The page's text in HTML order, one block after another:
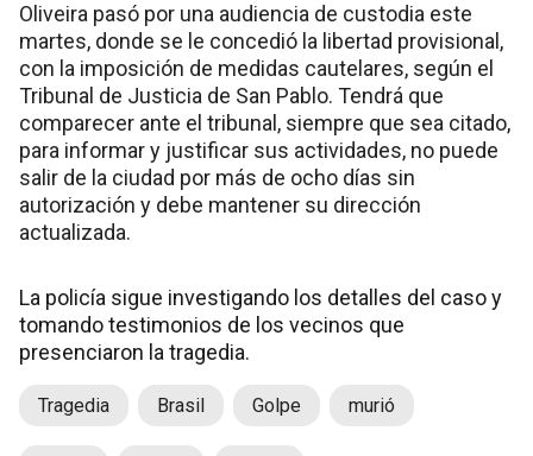
Oliveira pasó por una audiencia de custodia este
martes, donde se le concedió la libertad provisional,
con la imposición de medidas cautelares, según el
Tribunal de Justicia de San Pablo. Tendrá que
comparecer ante el tribunal, siempre que sea citado,
para informar y justificar sus actividades, no puede
salir de la ciudad por más de ocho días sin
autorización y debe mantener su dirección
actualizada.
La policía sigue investigando los detalles del caso y
tomando testimonios de los vecinos que
presenciaron la tragedia.
Tragedia Brasil Golpe murió